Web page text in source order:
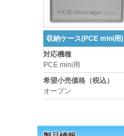
収納ケース(PCE mini用)
対応機種
PCE mini用
希望小売価格（税込）
オープン